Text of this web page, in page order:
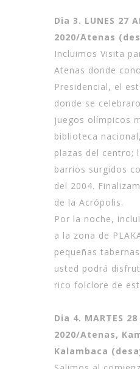
Dia 3. LUNES 27
2020/Atenas
Incluimos Visita
Atenas donde
Presidencial, el
donde se
juegos olímpicos
biblioteca
plazas del centro;
barrios surgidos
del 2004.
de la Acrópolis.
Por la noche,
a la zona de
pequeñas
usted podrá
rico folclore de
Dia 4. MARTES 28
2020/Atenas,
Kalambaca